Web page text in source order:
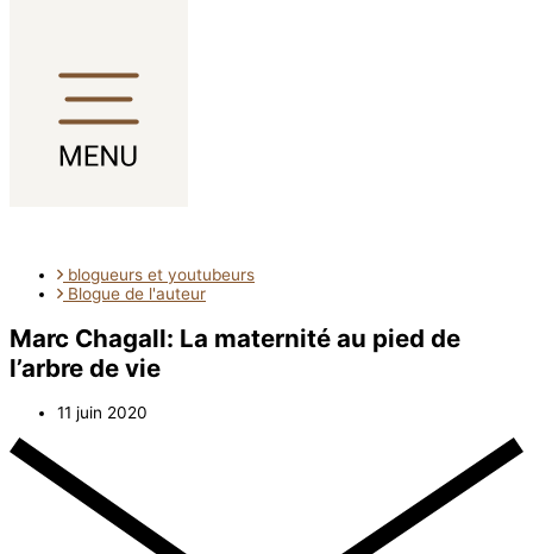
blogueurs et youtubeurs
Blogue de l'auteur
Marc Chagall: La maternité au pied de
l’arbre de vie
11 juin 2020